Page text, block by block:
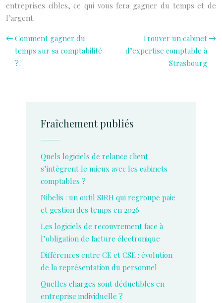
entreprises cibles, ce qui vous fera gagner du temps et de
l’argent.
Comment gagner du
temps sur sa comptabilité
?
Trouver un cabinet
d’expertise comptable à
Strasbourg
Fraîchement publiés
Quels logiciels de relance client
s’intègrent le mieux avec les cabinets
comptables ?
Nibelis : un outil SIRH qui regroupe paie
et gestion des temps en 2026
Les logiciels de recouvrement face à
l’obligation de facture électronique
Différences entre CE et CSE : évolution
de la représentation du personnel
Quelles charges sont déductibles en
entreprise individuelle ?